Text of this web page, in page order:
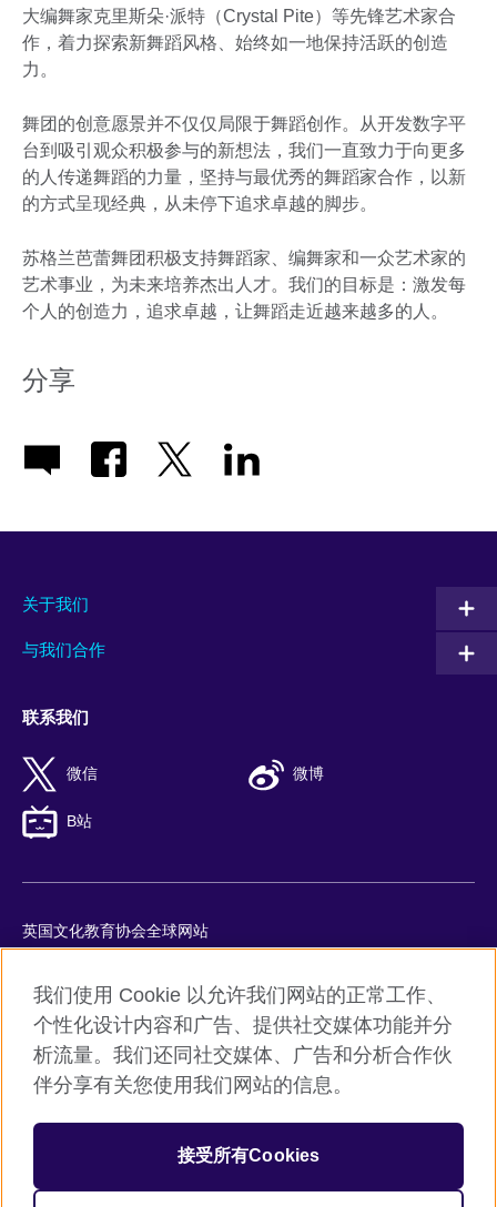
大编舞家克里斯朵·派特（Crystal Pite）等先锋艺术家合
作，着力探索新舞蹈风格、始终如一地保持活跃的创造
力。
舞团的创意愿景并不仅仅局限于舞蹈创作。从开发数字平
台到吸引观众积极参与的新想法，我们一直致力于向更多
的人传递舞蹈的力量，坚持与最优秀的舞蹈家合作，以新
的方式呈现经典，从未停下追求卓越的脚步。
苏格兰芭蕾舞团积极支持舞蹈家、编舞家和一众艺术家的
艺术事业，为未来培养杰出人才。我们的目标是：激发每
个人的创造力，追求卓越，让舞蹈走近越来越多的人。
分享
关于我们
与我们合作
联系我们
微信 微博
B站
英国文化教育协会全球网站
Cookie
网站地图
ICP number: 京ICP备10044692号-8
京公网安备11010502045859号
我们使用 Cookie 以允许我们网站的正常工作、
个性化设计内容和广告、提供社交媒体功能并分
析流量。我们还同社交媒体、广告和分析合作伙
伴分享有关您使用我们网站的信息。
接受所有Cookies